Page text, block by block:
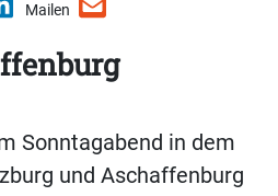
Mailen
Sonntagabend in dem
und Aschaffenburg